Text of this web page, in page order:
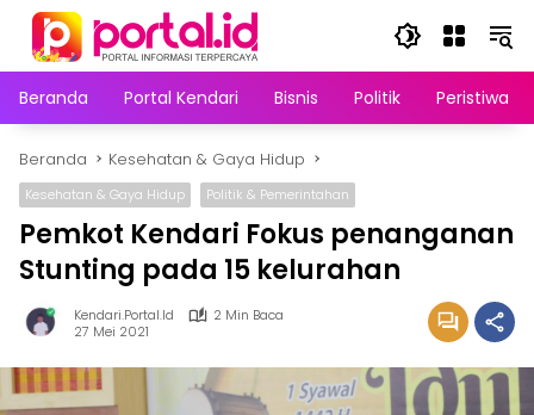
Langsung
konten
Beranda
Portal Kendari Bisnis Politik Peristiwa
Beranda Kesehatan & Gaya Hidup
Kesehatan & Gaya Hidup Politik & Pemerintahan
Pemkot Kendari Fokus penanganan
Stunting pada 15 kelurahan
Kendari.portal.id
2 Min Baca
27 Mei 2021